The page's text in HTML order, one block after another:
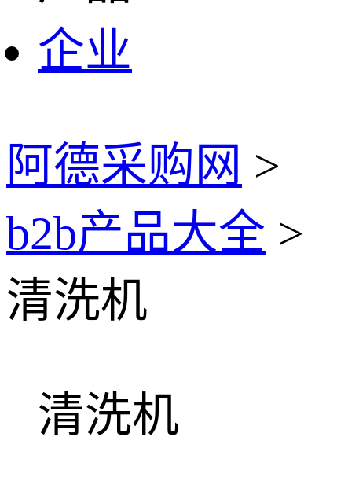
企业
阿德采购网 >
b2b产品大全 >
清洗机
清洗机